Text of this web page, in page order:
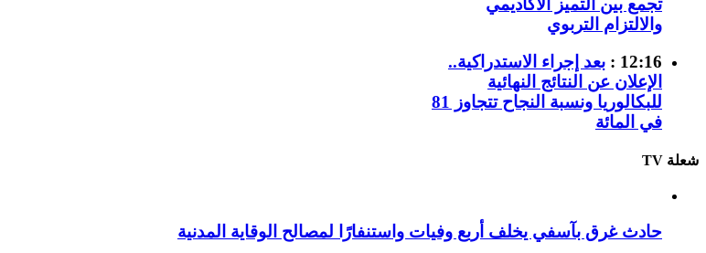
تجمع بين التميز الأكاديمي
والالتزام التربوي
12:16 :
بعد إجراء الاستدراكية..
الإعلان عن النتائج النهائية
للبكالوريا ونسبة النجاح تتجاوز 81
في المائة
شعلة TV
حادث غرق بآسفي يخلف أربع وفيات واستنفارًا لمصالح الوقاية المدنية